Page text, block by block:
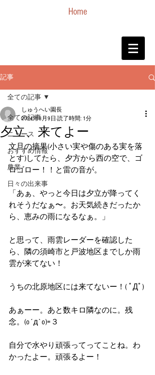
Home
記事
全ての記事
ニュース
おすすめ情報
農業
日々の出来事
全ての記事
夕立、来てよー
しゅうへい園長
2024年8月9日 読了時間: 1分
文旦の摘果(小さい実や傷のある実を落
とす)してたら、夕方から西の空で、ゴ
ロゴロー！！と雷の音が。
「あぁ、やっと今日は夕立が降ってく
れそうだなぁ〜。お天気続きだったか
ら、恵みの雨になるなぁ。」
と思って、雨雲レーダーを確認した
ら、隣の須崎市と戸波地区までしか雨
雲が来てない！
うちの北原地区には来てないー！( ﾟДﾟ)
あぁーー。あと数キロ隣なのに。残
念。(o´д`o)=３
自分で水やり頑張ってってことね。わ
かったよー。頑張るよー！